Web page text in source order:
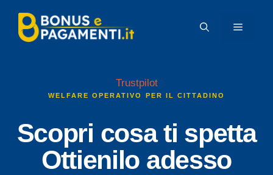
contenuto
MENU
Trustpilot
WELFARE OPERATIVO PER IL CITTADINO
Scopri cosa ti spetta
Ottienilo adesso